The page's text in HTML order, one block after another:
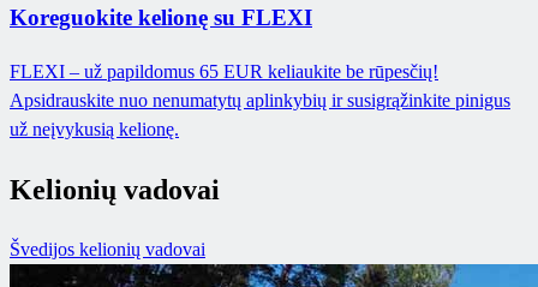
Koreguokite kelionę su FLEXI
FLEXI – už papildomus 65 EUR keliaukite be rūpesčių!
Apsidrauskite nuo nenumatytų aplinkybių ir susigrąžinkite pinigus
už neįvykusią kelionę.
Kelionių vadovai
Švedijos kelionių vadovai